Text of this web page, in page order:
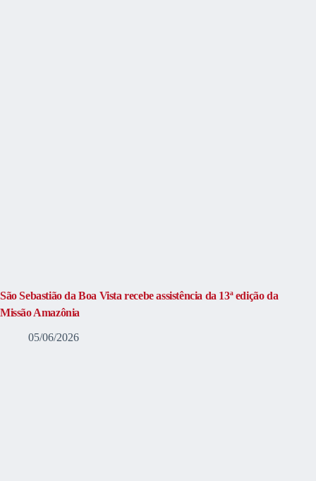
São Sebastião da Boa Vista recebe assistência da 13ª edição da
Missão Amazônia
05/06/2026